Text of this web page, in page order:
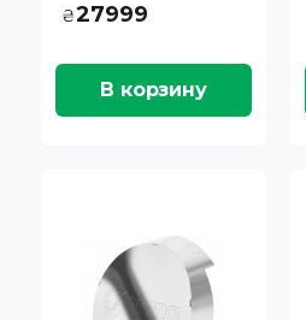
₴27999
В корзину